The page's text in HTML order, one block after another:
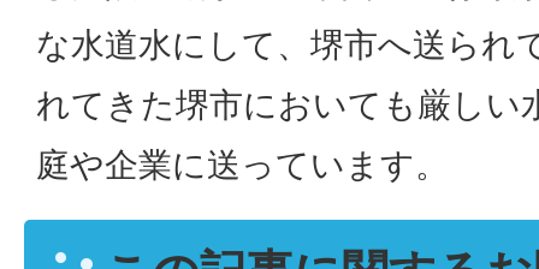
な水道水にして、堺市へ送られ
れてきた堺市においても厳しい
庭や企業に送っています。